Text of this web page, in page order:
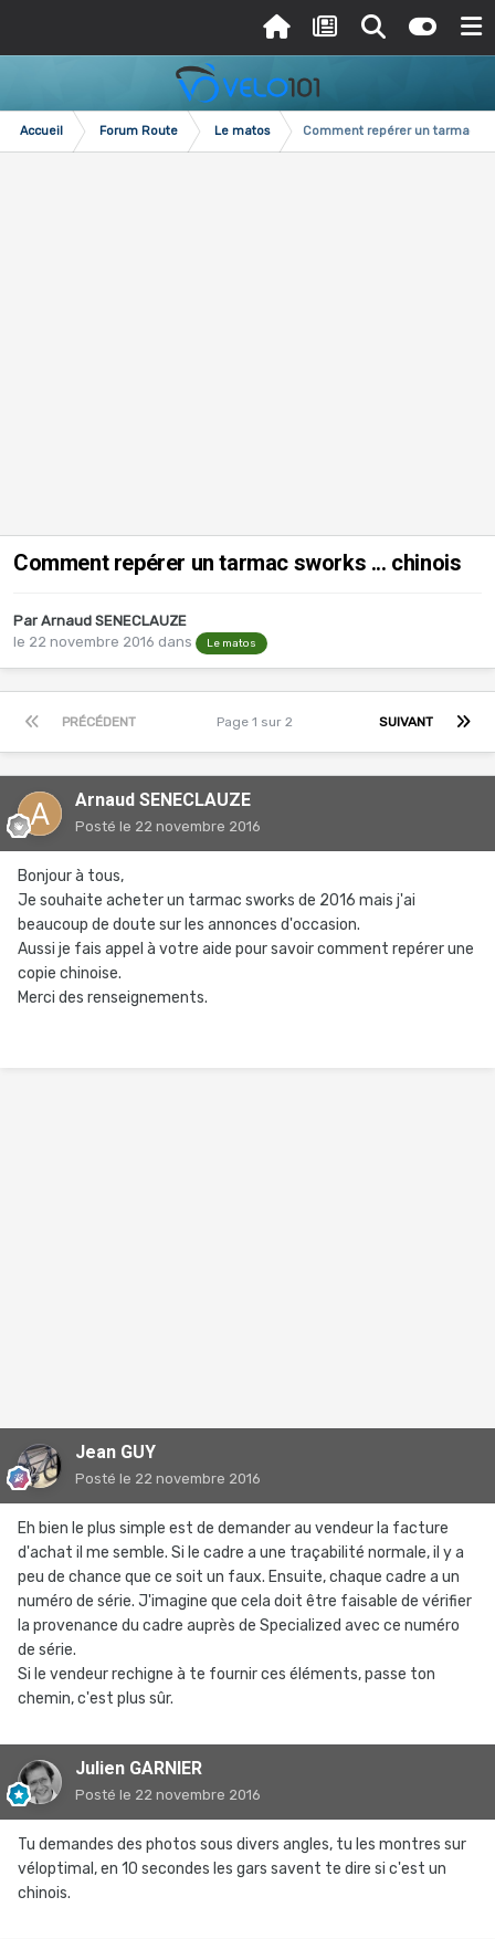
Accueil Forum Route Le matos Comment repérer un tarmac
Comment repérer un tarmac sworks ... chinois
Par Arnaud SENECLAUZE
le 22 novembre 2016 dans Le matos
PRÉCÉDENT SUIVANT
Page 1 sur 2
Arnaud SENECLAUZE
Posté le 22 novembre 2016
Bonjour à tous,
Je souhaite acheter un tarmac sworks de 2016 mais j'ai
beaucoup de doute sur les annonces d'occasion.
Aussi je fais appel à votre aide pour savoir comment repérer une
copie chinoise.
Merci des renseignements.
Jean GUY
Posté le 22 novembre 2016
Eh bien le plus simple est de demander au vendeur la facture
d'achat il me semble. Si le cadre a une traçabilité normale, il y a
peu de chance que ce soit un faux. Ensuite, chaque cadre a un
numéro de série. J'imagine que cela doit être faisable de vérifier
la provenance du cadre auprès de Specialized avec ce numéro
de série.
Si le vendeur rechigne à te fournir ces éléments, passe ton
chemin, c'est plus sûr.
Julien GARNIER
Posté le 22 novembre 2016
Tu demandes des photos sous divers angles, tu les montres sur
véloptimal, en 10 secondes les gars savent te dire si c'est un
chinois.